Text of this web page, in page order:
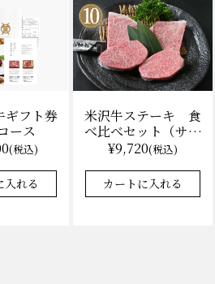
ギフト券
ース
(税込)
入れる
米沢牛ステーキ 食
べ比べセット（サー
ロイン100g×2枚、
上モモ100g×2枚）
（冷凍）送料無料
化粧箱入
¥9,720(税込)
カートに入れる